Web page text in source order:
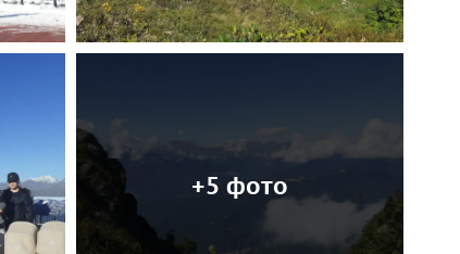
+5 фото